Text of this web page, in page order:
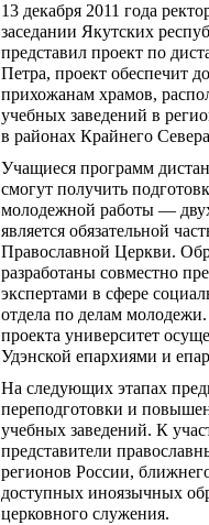
13 декабря 2011 года
заседании Якутских
представил проект по
Петра, проект обеспечит
прихожанам храмов,
учебных заведений в
в районах Крайнего
Учащиеся программ
смогут получить
молодежной работы —
является обязательной
Православной Церкви.
разработаны совместно
экспертами в сфере
отдела по делам
проекта университет
Удэнской епархиями и
На следующих этапах
переподготовки и
учебных заведений. К
представители
регионов России,
доступных иноязычных
церковного служения.